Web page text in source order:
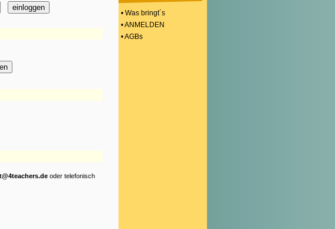
oder telefonisch
• Was bringt´s
• ANMELDEN
• AGBs